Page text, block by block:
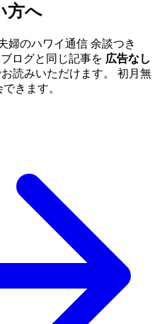
方へ
婦のハワイ通信 余談つき
ログと同じ記事を 広告なし
お読みいただけます。 初月無
きます。